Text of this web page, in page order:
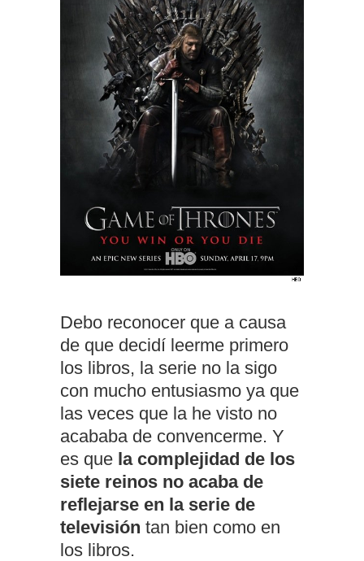
Debo reconocer que a causa
de que decidí leerme primero
los libros, la serie no la sigo
con mucho entusiasmo ya que
las veces que la he visto no
acababa de convencerme. Y
es que la complejidad de los
siete reinos no acaba de
reflejarse en la serie de
televisión tan bien como en
los libros.